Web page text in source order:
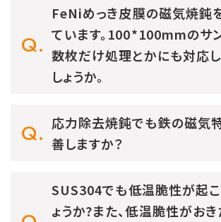
FeNiめっき皮膜の磁気焼鈍
ています。100*100mmのサ
数枚だけ処理とかにも対応
しょうか。
応力除去焼鈍でも鉄の磁気
善しますか？
SUS304でも低温脆性が起
ょうか?また、低温脆性がお